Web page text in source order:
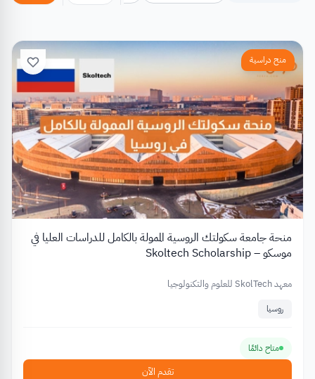
منح دراسية
منحة جامعة سكولتك الروسية الممولة بالكامل للدراسات العليا في
موسكو – Skoltech Scholarship
معهد SkolTech للعلوم والتكنولوجيا
روسيا
متاح دائمًا
تقدم الآن